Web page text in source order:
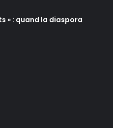
» : quand la diaspora